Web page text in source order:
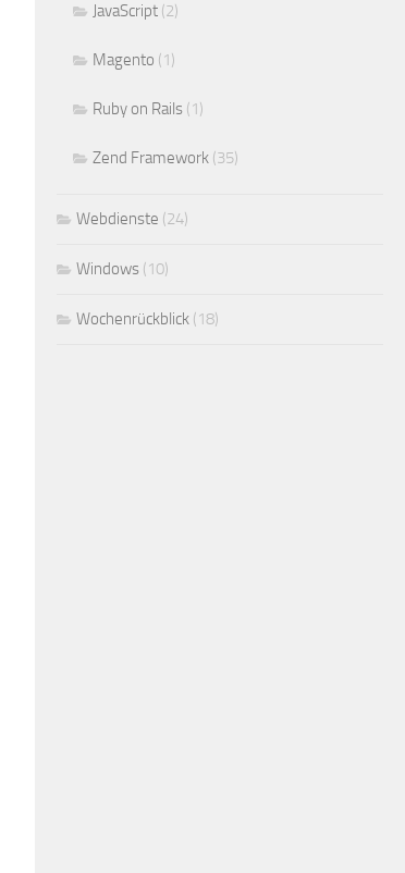
JavaScript (2)
Magento (1)
Ruby on Rails (1)
Zend Framework (35)
Webdienste (24)
Windows (10)
Wochenrückblick (18)